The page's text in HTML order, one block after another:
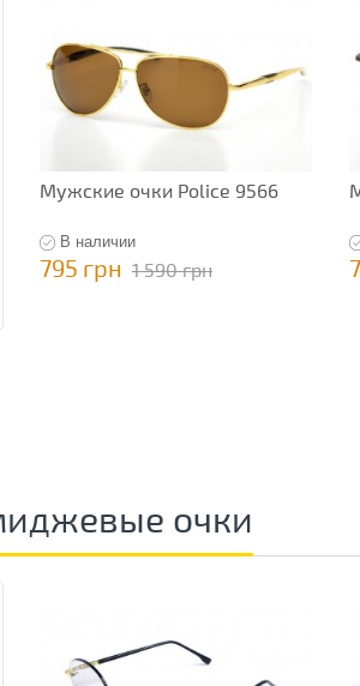
Мужские очки Police 9566
В наличии
795 грн 1 590 грн
очки